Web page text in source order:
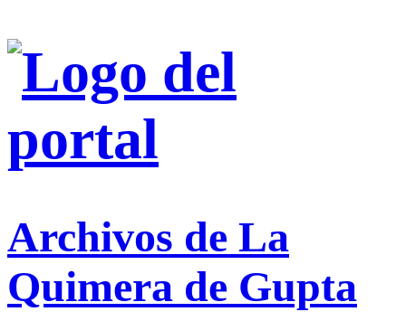
Archivos de La
Quimera de Gupta